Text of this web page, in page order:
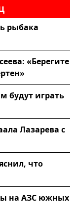
рыбака
«Берегите
будут играть
Лазарева с
что
на АЗС южных